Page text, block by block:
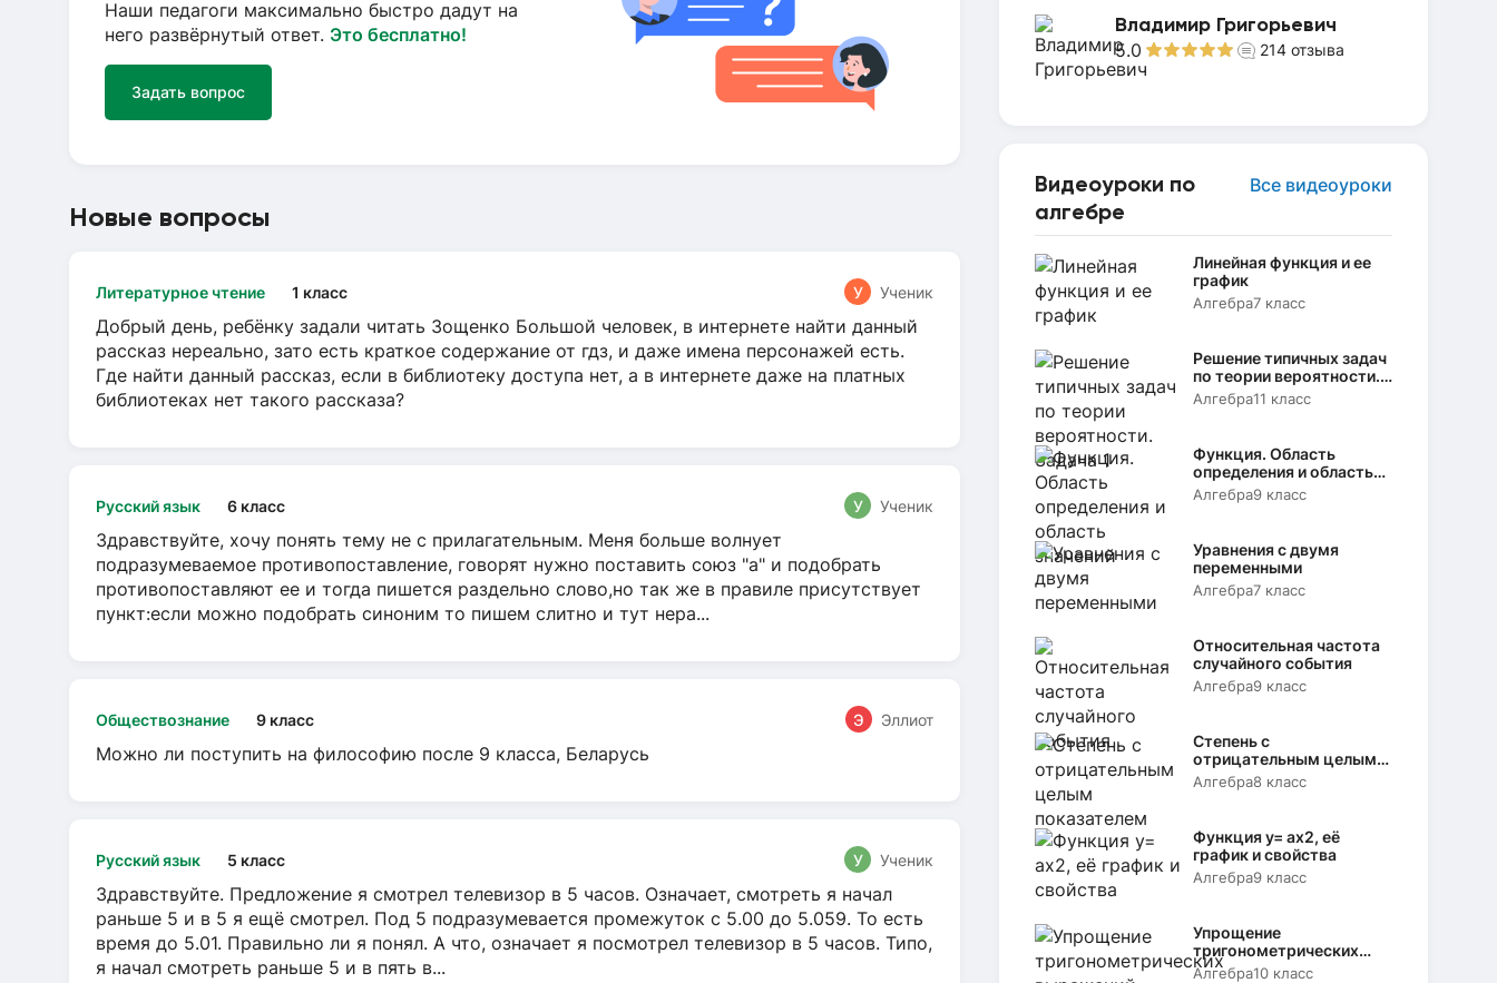
Владимир Григорьевич
5.0 214 отзыва
Видеоуроки по
алгебре
Все видеоуроки
Линейная функция и ее
график
Алгебра7 класс
Решение типичных задач
по теории вероятности.
Задача 1
Алгебра11 класс
Функция. Область
определения и область
значений
Алгебра9 класс
Уравнения с двумя
переменными
Алгебра7 класс
Относительная частота
случайного события
Алгебра9 класс
Степень с
отрицательным целым
показателем
Алгебра8 класс
Функция y= аx2, её
график и свойства
Алгебра9 класс
Упрощение
тригонометрических
выражений
Алгебра10 класс
Наши педагоги максимально быстро дадут на
него развёрнутый ответ. Это бесплатно!
Задать вопрос
Новые вопросы
Литературное чтение 1 класс У Ученик
Добрый день, ребёнку задали читать Зощенко Большой человек, в интернете найти данный
рассказ нереально, зато есть краткое содержание от гдз, и даже имена персонажей есть.
Где найти данный рассказ, если в библиотеку доступа нет, а в интернете даже на платных
библиотеках нет такого рассказа?
Русский язык 6 класс У Ученик
Здравствуйте, хочу понять тему не с прилагательным. Меня больше волнует
подразумеваемое противопоставление, говорят нужно поставить союз "а" и подобрать
противопоставляют ее и тогда пишется раздельно слово,но так же в правиле присутствует
пункт:если можно подобрать синоним то пишем слитно и тут нера...
Обществознание 9 класс Э Эллиот
Можно ли поступить на философию после 9 класса, Беларусь
Русский язык 5 класс У Ученик
Здравствуйте. Предложение я смотрел телевизор в 5 часов. Означает, смотреть я начал
раньше 5 и в 5 я ещё смотрел. Под 5 подразумевается промежуток с 5.00 до 5.059. То есть
время до 5.01. Правильно ли я понял. А что, означает я посмотрел телевизор в 5 часов. Типо,
я начал смотреть раньше 5 и в пять в...